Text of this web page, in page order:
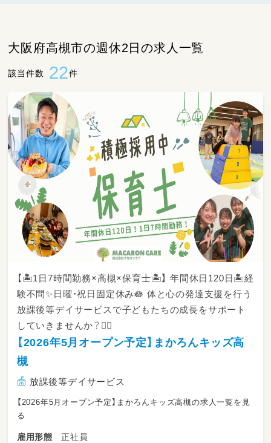
大阪府高槻市の週休2日の求人一覧
該当件数 22件
【🏝️1日7時間勤務×高槻×保育士🏝️】 年間休日120日🏝️経
験不問✨日曜・祝日固定休み🪷 体と心の発達支援を行う
放課後等デイサービスで子どもたちの成長をサポート
していきませんか？🙆‍♂️
【2026年5月オープン予定】まかろんキッズ高
槻
放課後等デイサービス
【2026年5月オープン予定】まかろんキッズ高槻の求人一覧を見
る
雇用形態
正社員